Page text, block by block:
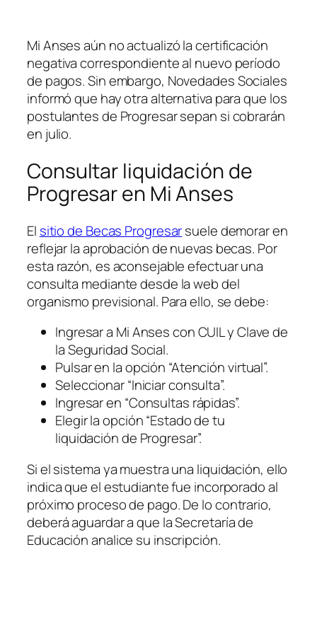
Mi Anses aún no actualizó la certificación
negativa correspondiente al nuevo período
de pagos. Sin embargo, Novedades Sociales
informó que hay otra alternativa para que los
postulantes de Progresar sepan si cobrarán
en julio.
Consultar liquidación de
Progresar en Mi Anses
El sitio de Becas Progresarsuele demorar en
reflejar la aprobación de nuevas becas. Por
esta razón, es aconsejable efectuar una
consulta mediante desde la web del
organismo previsional. Para ello, se debe:
Ingresar a Mi Anses con CUIL y Clave de
la Seguridad Social.
Pulsar en la opción “Atención virtual”.
Seleccionar “Iniciar consulta”.
Ingresar en “Consultas rápidas”.
Elegir la opción “Estado de tu
liquidación de Progresar”.
Si el sistema ya muestra una liquidación, ello
indica que el estudiante fue incorporado al
próximo proceso de pago. De lo contrario,
deberá aguardar a que la Secretaría de
Educación analice su inscripción.